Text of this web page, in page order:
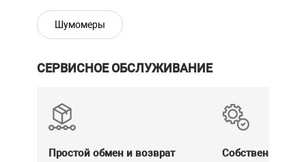
Шумомеры
СЕРВИСНОЕ ОБСЛУЖИВАНИЕ
Простой обмен и возврат Собственный